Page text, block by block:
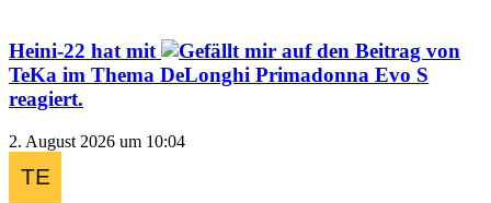
Heini-22 hat mit
auf den Beitrag von
TeKa im Thema DeLonghi Primadonna Evo S
reagiert.
2. August 2026 um 10:04